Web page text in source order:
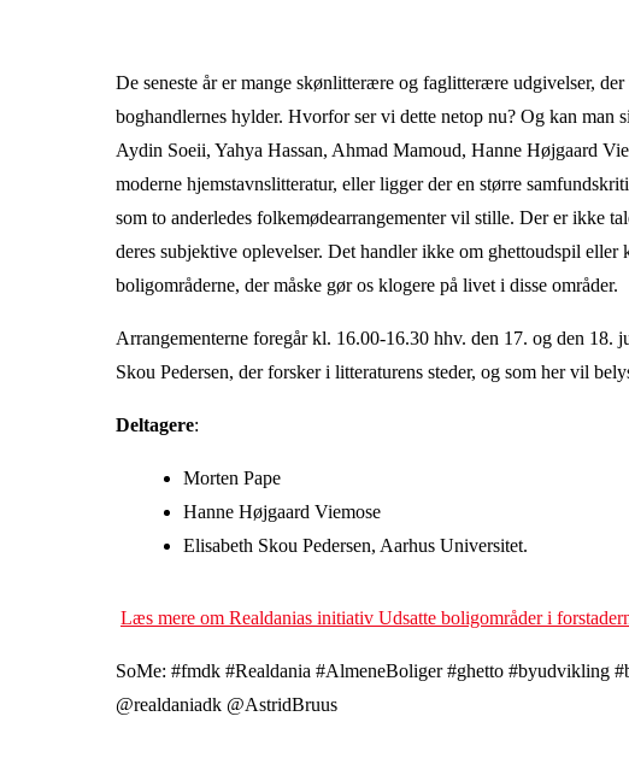
De seneste år er mange skønlitterære og faglitterære udgivelser,
boghandlernes hylder. Hvorfor ser vi dette netop nu? Og kan man
Aydin Soeii, Yahya Hassan, Ahmad Mamoud, Hanne Højgaard
moderne hjemstavnslitteratur, eller ligger der en større
som to anderledes folkemødearrangementer vil stille. Der er ikke
deres subjektive oplevelser. Det handler ikke om ghettoudspil
boligområderne, der måske gør os klogere på livet i disse områder.
Arrangementerne foregår kl. 16.00-16.30 hhv. den 17. og den 18.
Skou Pedersen, der forsker i litteraturens steder, og som her vil
Deltagere:
Morten Pape
Hanne Højgaard Viemose
Elisabeth Skou Pedersen, Aarhus Universitet.
Læs mere om Realdanias initiativ Udsatte boligområder i
SoMe: #fmdk #Realdania #AlmeneBoliger #ghetto #byudvikling
@realdaniadk @AstridBruus